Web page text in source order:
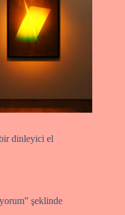
dinleyici el
şeklinde